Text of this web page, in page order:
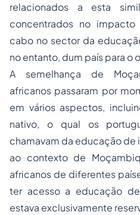
relacionados a esta
concentrados no
cabo no sector da
no entanto, dum país para o
A semelhança de
africanos passaram por
em vários aspectos,
nativo, o qual os
chamavam da educação
ao contexto de
africanos de diferentes
ter acesso a educação
estava exclusivamente